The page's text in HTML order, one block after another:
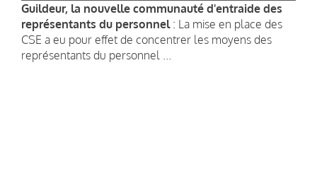
Guildeur, la nouvelle communauté d'entraide des
représentants du personnel: La mise en place des
CSE a eu pour effet de concentrer les moyens des
représentants du personnel ...